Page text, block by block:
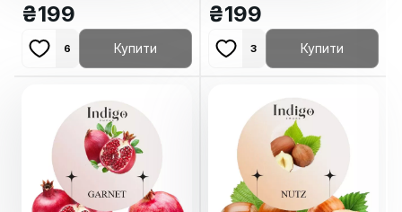
Indigo Grapesoda
(Виноградна содова) 100
гр
₴199
6 Купити
Indigo Grapefruit
(Грейпфрут) 100 гр
₴199
3 Купити